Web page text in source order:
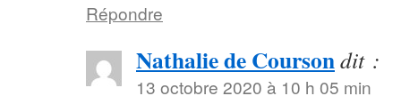
Répondre
Nathalie de Coursondit :
13 octobre 2020 à 10 h 05 min